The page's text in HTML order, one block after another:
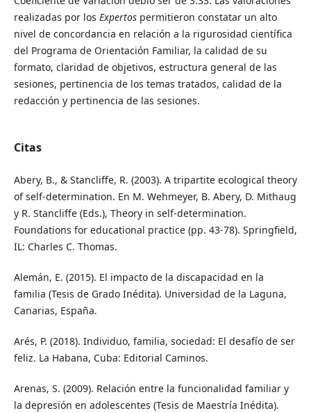
realizadas por los Expertospermitieron constatar un alto
nivel de concordancia en relación a la rigurosidad científica
del Programa de Orientación Familiar, la calidad de su
formato, claridad de objetivos, estructura general de las
sesiones, pertinencia de los temas tratados, calidad de la
redacción y pertinencia de las sesiones.
Citas
Abery, B., & Stancliffe, R. (2003). A tripartite ecological theory
of self-determination. En M. Wehmeyer, B. Abery, D. Mithaug
y R. Stancliffe (Eds.), Theory in self-determination.
Foundations for educational practice (pp. 43-78). Springfield,
IL: Charles C. Thomas.
Alemán, E. (2015). El impacto de la discapacidad en la
familia (Tesis de Grado Inédita). Universidad de la Laguna,
Canarias, España.
Arés, P. (2018). Individuo, familia, sociedad: El desafío de ser
feliz. La Habana, Cuba: Editorial Caminos.
Arenas, S. (2009). Relación entre la funcionalidad familiar y
la depresión en adolescentes (Tesis de Maestría Inédita).